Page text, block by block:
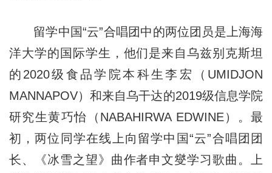
留学中国“云”合唱团中的两位团员是上海海
洋大学的国际学生，他们是来自乌兹别克斯坦
的2020级食品学院本科生李宏（UMIDJON
MANNAPOV）和来自乌干达的2019级信息学院
研究生黄巧怡（NABAHIRWA EDWINE）。最
初，两位同学在线上向留学中国“云”合唱团团
长、《冰雪之望》曲作者申文燮学习歌曲。上